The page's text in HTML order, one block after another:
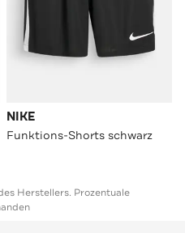
NIKE
Funktions-Shorts schwarz
Herstellers. Prozentuale